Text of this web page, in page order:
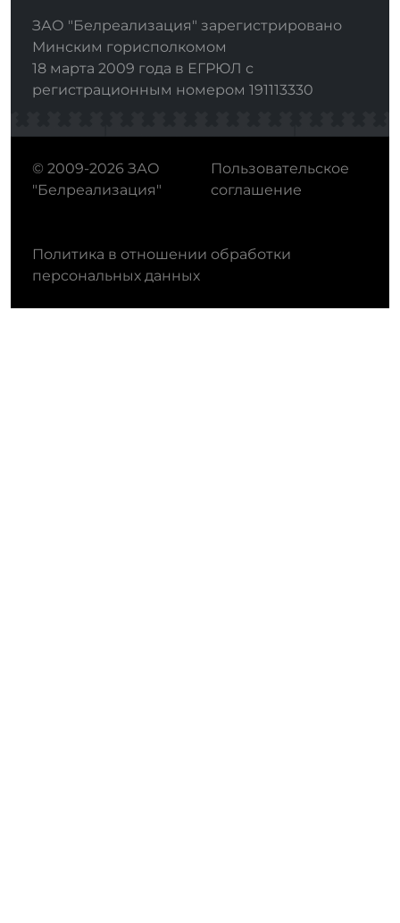
ЗАО "Белреализация" зарегистрировано
Минским горисполкомом
18 марта 2009 года в ЕГРЮЛ с
регистрационным номером 191113330
© 2009-2026 ЗАО
"Белреализация"
Пользовательское
соглашение
Политика в отношении обработки
персональных данных